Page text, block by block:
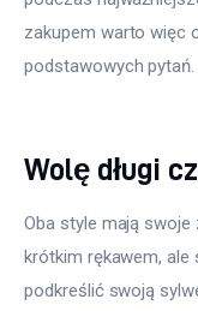
zakupem warto więc
podstawowych pytań.
Wolę długi
Oba style mają swoje
krótkim rękawem,
podkreślić swoją